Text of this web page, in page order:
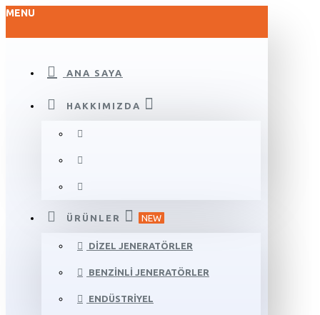
MENU
ANA SAYA
HAKKIMIZDA
ÜRÜNLER NEW
DIZEL JENERATÖRLER
BENZINLI JENERATÖRLER
ENDÜSTRIYEL